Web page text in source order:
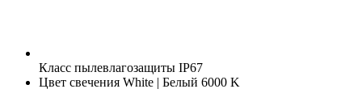
Класс пылевлагозащиты IP67
Цвет свечения White | Белый 6000 K